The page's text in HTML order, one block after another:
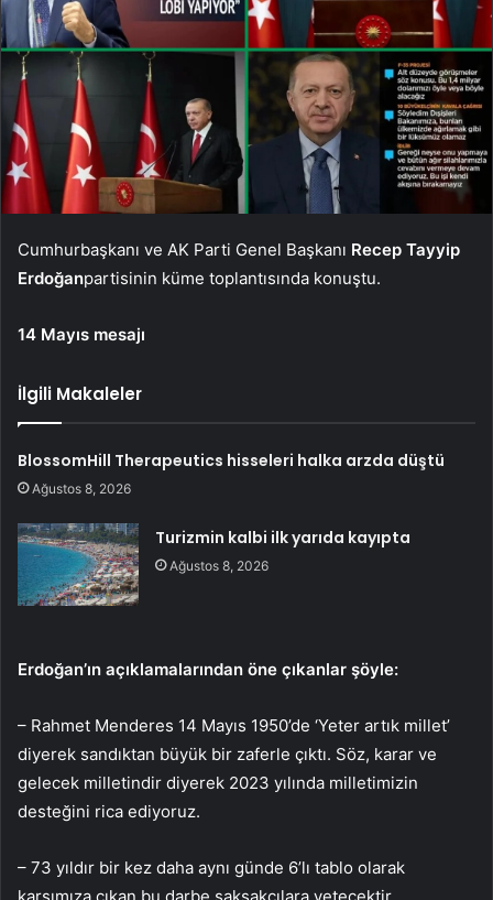
Cumhurbaşkanı ve AK Parti Genel Başkanı Recep Tayyip
Erdoğanpartisinin küme toplantısında konuştu.
14 Mayıs mesajı
İlgili Makaleler
BlossomHill Therapeutics hisseleri halka arzda düştü
Ağustos 8, 2026
Turizmin kalbi ilk yarıda kayıpta
Ağustos 8, 2026
Erdoğan’ın açıklamalarından öne çıkanlar şöyle:
– Rahmet Menderes 14 Mayıs 1950’de ‘Yeter artık millet’
diyerek sandıktan büyük bir zaferle çıktı. Söz, karar ve
gelecek milletindir diyerek 2023 yılında milletimizin
desteğini rica ediyoruz.
– 73 yıldır bir kez daha aynı günde 6’lı tablo olarak
karşımıza çıkan bu darbe şakşakçılara yetecektir.